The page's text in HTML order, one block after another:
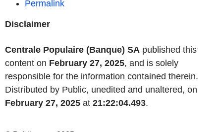
Permalink
Disclaimer
Centrale Populaire (Banque) SA published this
content on February 27, 2025, and is solely
responsible for the information contained therein.
Distributed by Public, unedited and unaltered, on
February 27, 2025 at 21:22:04.493.